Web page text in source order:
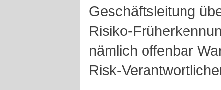
Geschäftsleitung
Risiko-
nämlich offenbar
Risk-